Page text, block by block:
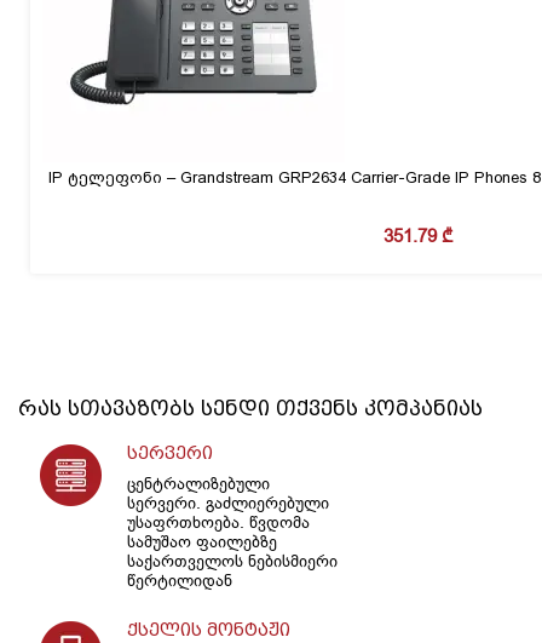
IP ტელეფონი – Grandstream GRP2634 Carrier-Grade IP Phones
351.79₾
რას სთავაზობს სენდი თქვენს კომპანიას
სერვერი
ცენტრალიზებული
სერვერი. გაძლიერებული
უსაფრთხოება. წვდომა
სამუშაო ფაილებზე
საქართველოს ნებისმიერი
წერტილიდან
ქსელის მონტაჟი